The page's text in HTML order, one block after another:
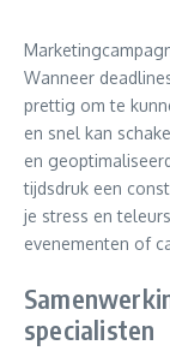
Wanneer
prettig om te
en snel kan
en
tijdsdruk een
je stress en
evenementen of
specialisten